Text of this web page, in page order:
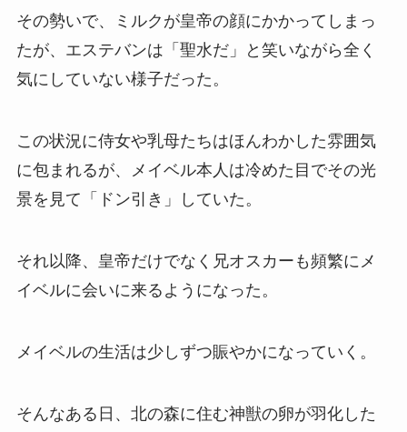
その勢いで、ミルクが皇帝の顔にかかってしまっ
たが、エステバンは「聖水だ」と笑いながら全く
気にしていない様子だった。
この状況に侍女や乳母たちはほんわかした雰囲気
に包まれるが、メイベル本人は冷めた目でその光
景を見て「ドン引き」していた。
それ以降、皇帝だけでなく兄オスカーも頻繁にメ
イベルに会いに来るようになった。
メイベルの生活は少しずつ賑やかになっていく。
そんなある日、北の森に住む神獣の卵が羽化した